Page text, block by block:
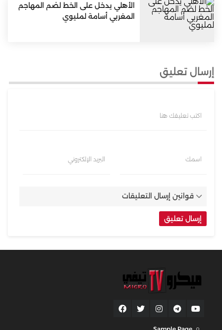
الأهلي يدخل على الخط لضم المهاجم
المغربي أسامة لمليوي
إرسال تعليق
اكتب تعليقك هنا
اسمك البريد الإلكتروني
قوانين إرسال التعليقات